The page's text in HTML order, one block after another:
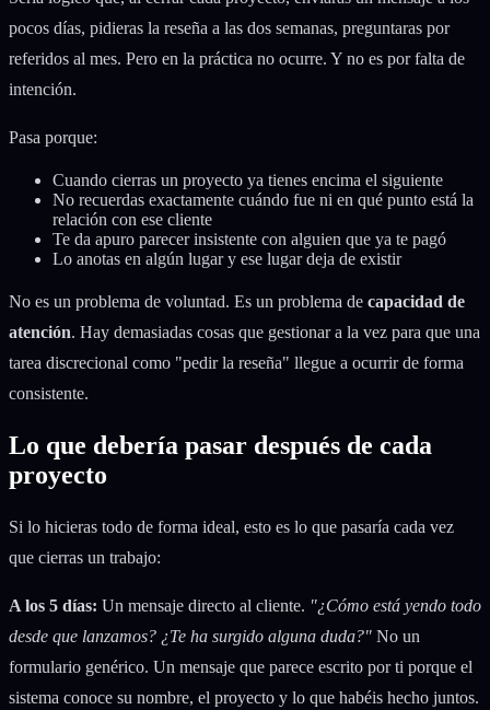
pocos días, pidieras la reseña a las dos semanas, preguntaras por
referidos al mes. Pero en la práctica no ocurre. Y no es por falta de
intención.
Pasa porque:
Cuando cierras un proyecto ya tienes encima el siguiente
No recuerdas exactamente cuándo fue ni en qué punto está la
relación con ese cliente
Te da apuro parecer insistente con alguien que ya te pagó
Lo anotas en algún lugar y ese lugar deja de existir
No es un problema de voluntad. Es un problema de capacidad de
atención. Hay demasiadas cosas que gestionar a la vez para que una
tarea discrecional como "pedir la reseña" llegue a ocurrir de forma
consistente.
Lo que debería pasar después de cada
proyecto
Si lo hicieras todo de forma ideal, esto es lo que pasaría cada vez
que cierras un trabajo:
A los 5 días: Un mensaje directo al cliente. "¿Cómo está yendo todo
desde que lanzamos? ¿Te ha surgido alguna duda?" No un
formulario genérico. Un mensaje que parece escrito por ti porque el
sistema conoce su nombre, el proyecto y lo que habéis hecho juntos.